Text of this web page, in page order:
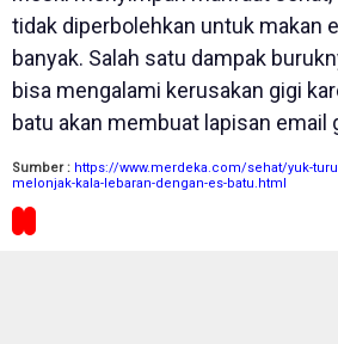
tidak diperbolehkan untuk makan
banyak. Salah satu dampak
bisa mengalami kerusakan gigi
batu akan membuat lapisan email
Sumber : https://www.merdeka.com/sehat/yuk-
melonjak-kala-lebaran-dengan-es-batu.html